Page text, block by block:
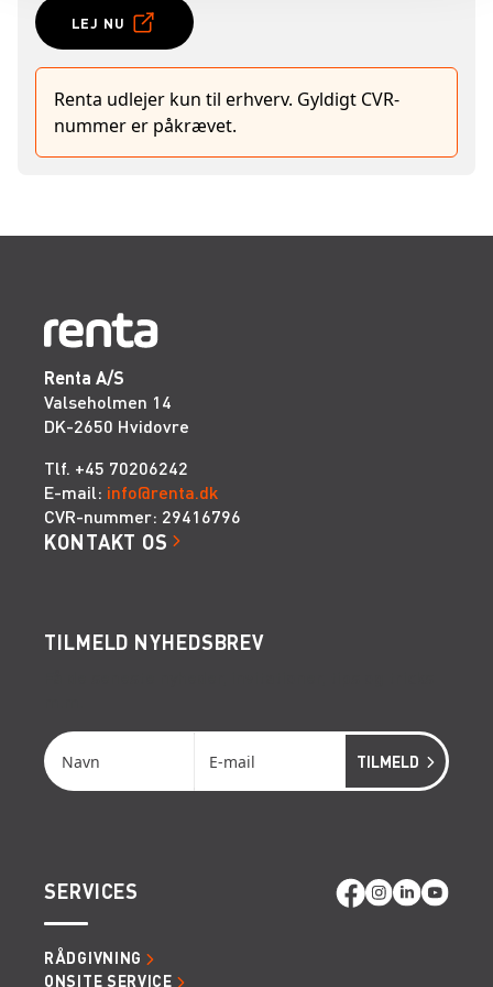
LEJ NU
Renta udlejer kun til erhverv. Gyldigt CVR-
nummer er påkrævet.
Renta A/S
Valseholmen 14
DK-2650 Hvidovre
Tlf. +45 70206242
E-mail: info@renta.dk
CVR-nummer: 29416796
KONTAKT OS
TILMELD NYHEDSBREV
SERVICES
RÅDGIVNING
ONSITE SERVICE